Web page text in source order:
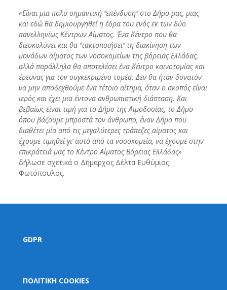
«Είναι μια πολύ σημαντική ‘‘επένδυση’’ στο Δήμο μας, μιας
και εδώ θα δημιουργηθεί η έδρα του ενός εκ των δύο
πανελληνίως Κέντρων Αίματος. Ένα Κέντρο που θα
διευκολύνει και θα ‘‘τακτοποιήσει’’ τη διακίνηση των
μονάδων αίματος των νοσοκομείων της βόρειας Ελλάδας,
αλλά παράλληλα θα αποτελέσει ένα Κέντρο καινοτομίας και
έρευνας για τον συγκεκριμένο τομέα. Δεν θα ήταν δυνατόν
να μην αποδεχθούμε ένα τέτοιο αίτημα, όταν ο σκοπός είναι
ιερός και έχει μια έντονα ανθρωπιστική διάσταση. Και
βεβαίως είναι τιμή για το Δήμο της Αιμοδοσίας, το Δήμο
όπου βάζουμε μπροστά τον άνθρωπο, έναν Δήμο που
διαθέτει μία από τις μεγαλύτερες τράπεζες αίματος και
έχουμε τιμηθεί γι’ αυτό από τα νοσοκομεία, να έχουμε στην
επικράτειά μας το Κέντρο Αίματος Βόρειας Ελλάδας»
δήλωσε σχετικά ο Δήμαρχος Δέλτα Ευθύμιος
Φωτόπουλος.
GDPR
ΠΟΛΙΤΙΚΗ COOKIES